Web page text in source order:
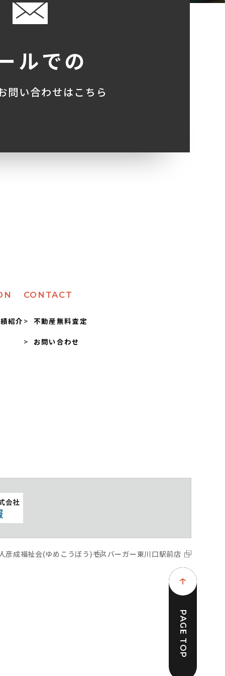
PAGE TOP
ルでの
問い合わせはこちら
紹介
CONTACT
不動産無料査定
お問い合わせ
彦成福祉会(ゆめこうぼう)モスバーガー東川口駅前店